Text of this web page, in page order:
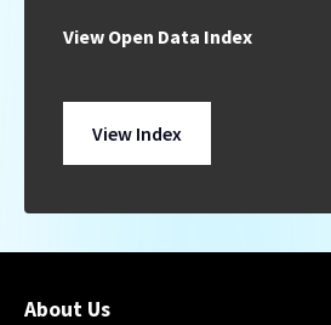
View Open Data Index
View Index
About Us